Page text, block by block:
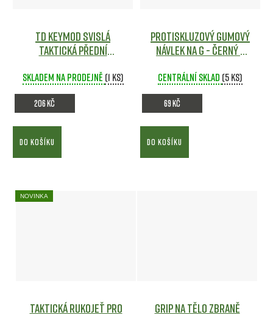
Protiskluzový gumový
návlek na G - Černý -
Centrální sklad (5 ks)
69 Kč
DO KOŠÍKU
NOVINKA
Taktická rukojeť pro Grip na tělo zbraně
TD Keymod Svislá
Taktická Přední
Skladem na prodejně (1 ks)
206 Kč
DO KOŠÍKU